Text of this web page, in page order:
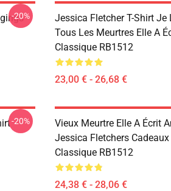
-20%
Jessica Fletcher T-Shirt Je
Tous Les Meurtres Elle A
Classique RB1512
23,00 € - 26,68 €
-20%
Vieux Meurtre Elle A Écrit
Jessica Fletchers
Classique RB1512
24,38 € - 28,06 €